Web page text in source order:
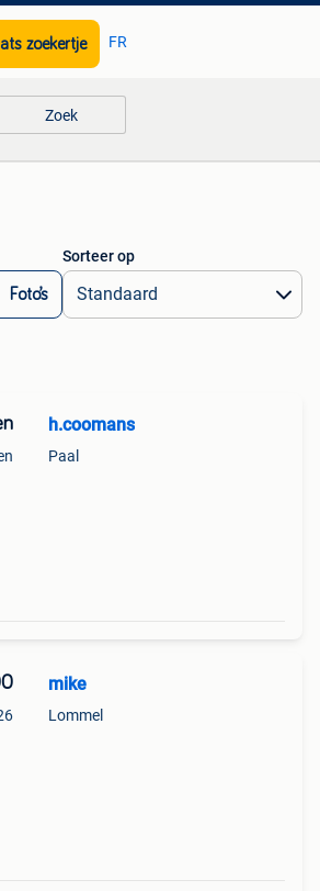
zoekertje FR
Zoek
Foto’s
Sorteer op
h.coomans
Paal
mike
Lommel